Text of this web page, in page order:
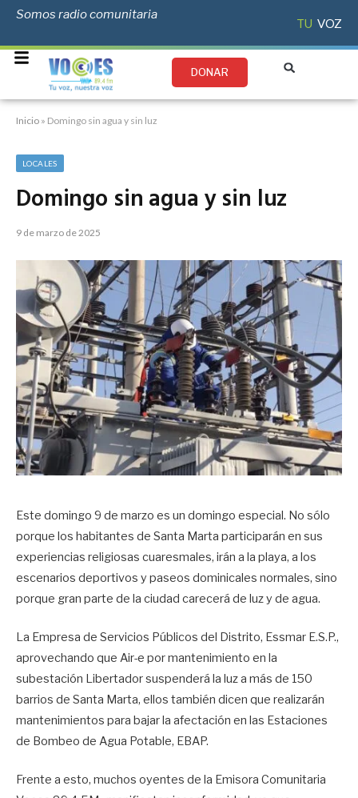
Somos radio comunitaria
TU VOZ
DONAR
Inicio » Domingo sin agua y sin luz
LOCALES
Domingo sin agua y sin luz
9 de marzo de 2025
Este domingo 9 de marzo es un domingo especial. No sólo
porque los habitantes de Santa Marta participarán en sus
experiencias religiosas cuaresmales, irán a la playa, a los
escenarios deportivos y paseos dominicales normales, sino
porque gran parte de la ciudad carecerá de luz y de agua.
La Empresa de Servicios Públicos del Distrito, Essmar E.S.P.,
aprovechando que Air-e por mantenimiento en la
subestación Libertador suspenderá la luz a más de 150
barrios de Santa Marta, ellos también dicen que realizarán
mantenimientos para bajar la afectación en las Estaciones
de Bombeo de Agua Potable, EBAP.
Frente a esto, muchos oyentes de la Emisora Comunitaria